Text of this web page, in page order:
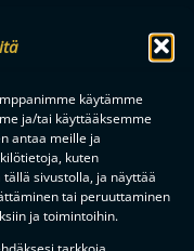
käytämme
ja/tai käyttääksemme
antaa meille ja
kuten
sivustolla, ja näyttää
tai peruuttaminen
ja toimintoihin.
tarkkoja